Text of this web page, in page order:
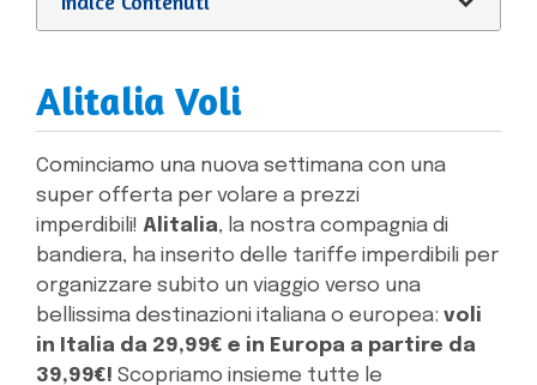
Alitalia Voli
Cominciamo una nuova settimana con una
super offerta per volare a prezzi
imperdibili! Alitalia, la nostra compagnia di
bandiera, ha inserito delle tariffe imperdibili per
organizzare subito un viaggio verso una
bellissima destinazioni italiana o europea: voli
in Italia da 29,99€ e in Europa a partire da
39,99€! Scopriamo insieme tutte le